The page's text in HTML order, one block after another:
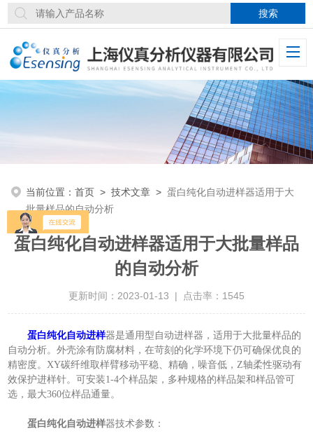
当前位置：首页 >技术文章 >蛋白纯化自动进样器适用于大
批量样品的自动分析
蛋白纯化自动进样器适用于大批量样品
的自动分析
更新时间：2023-01-13 | 点击率：1545
蛋白纯化自动进样器是通用型自动进样器，适用于大批量样品的
自动分析。外壳涂有防腐材料，在苛刻的化学环境下仍可确保优良的
精密度。XY碳纤维取样臂移动平稳、精确，噪音低，Z轴柔性驱动有
效保护进样针。可安装1-4个样品架，多种规格的样品架和样品管可
选，最大360位样品通量。
蛋白纯化自动进样器技术参数：